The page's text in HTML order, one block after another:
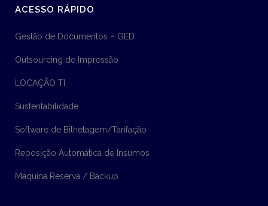
ACESSO RÁPIDO
Gestão de Documentos – GED
Outsourcing de Impressão
LOCAÇÃO TI
Sustentabilidade
Software de Bilhetagem/Tarifação
Reposição Automática de Insumos
Máquina Reserva / Backup